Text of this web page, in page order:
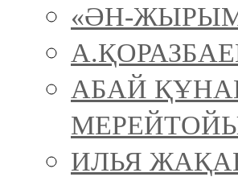
«ӘН-
АБАЙ
ИЛЬЯ